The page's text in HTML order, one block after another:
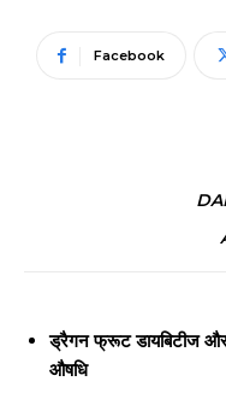
Facebook
ड्रैगन फ्रूट डायबिटीज और
औषधि